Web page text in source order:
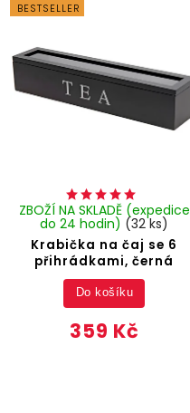
BESTSELLER
Krabička na čaj se 6
přihrádkami, černá
ZBOŽÍ NA SKLADĚ (expedice
do 24 hodin) (32 ks)
359 Kč
Do košíku